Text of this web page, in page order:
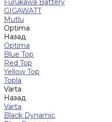
Furukawa Battery
GIGAWATT
Mutlu
Optima
Назад
Optima
Blue Top
Red Top
Yellow Top
Topla
Varta
Назад
Varta
Black Dynamic